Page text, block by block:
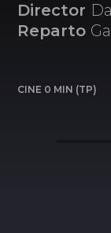
Director
Reparto
CINE 0 MIN (TP)